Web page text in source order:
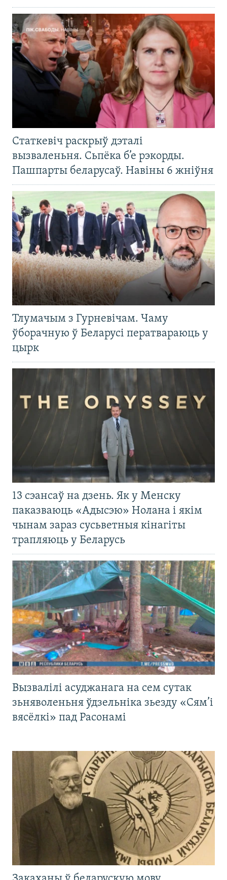
Статкевіч раскрыў дэталі
вызваленьня. Сьпёка б’е рэкорды.
Пашпарты беларусаў. Навіны 6 жніўня
Тлумачым з Гурневічам. Чаму
ўборачную ў Беларусі ператвараюць у
цырк
13 сэансаў на дзень. Як у Менску
паказваюць «Адысэю» Нолана і якім
чынам зараз сусьветныя кінагіты
трапляюць у Беларусь
Вызвалілі асуджанага на сем сутак
зьняволеньня ўдзельніка зьезду «Сям’і
вясёлкі» пад Расонамі